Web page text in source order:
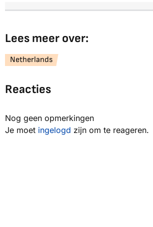
Lees meer over:
Netherlands
Reacties
Nog geen opmerkingen
Je moet ingelogd zijn om te reageren.